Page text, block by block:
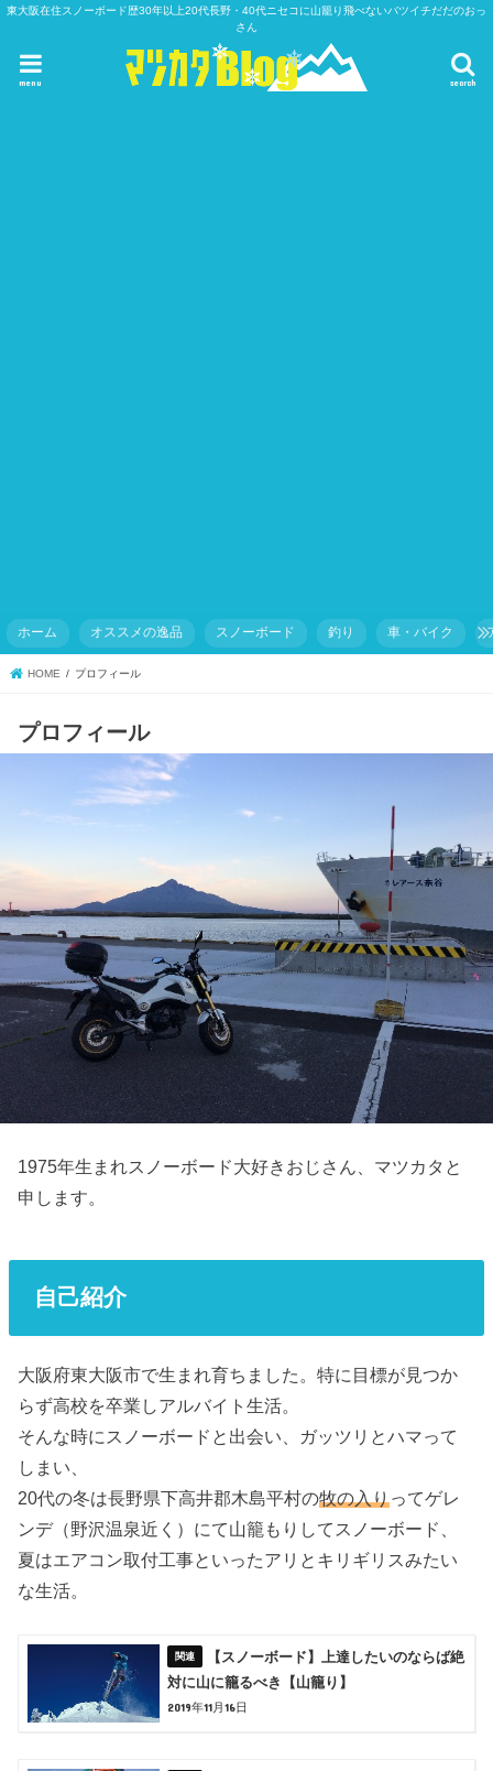
東大阪在住スノーボード歴30年以上20代長野・40代ニセコに山籠り飛べないバツイチだだのおっ
さん
search
menu
ホーム オススメの逸品 スノーボード 釣り 車・バイク
HOME プロフィール
プロフィール
1975年生まれスノーボード大好きおじさん、マツカタと
申します。
自己紹介
大阪府東大阪市で生まれ育ちました。特に目標が見つか
らず高校を卒業しアルバイト生活。
そんな時にスノーボードと出会い、ガッツリとハマって
しまい、
20代の冬は長野県下高井郡木島平村の牧の入り ってゲレ
ンデ（野沢温泉近く）にて山籠もりしてスノーボード、
夏はエアコン取付工事といったアリとキリギリスみたい
な生活。
【スノーボード】上達したいのならば絶
対に山に籠るべき【山籠り】
2019年11月16日